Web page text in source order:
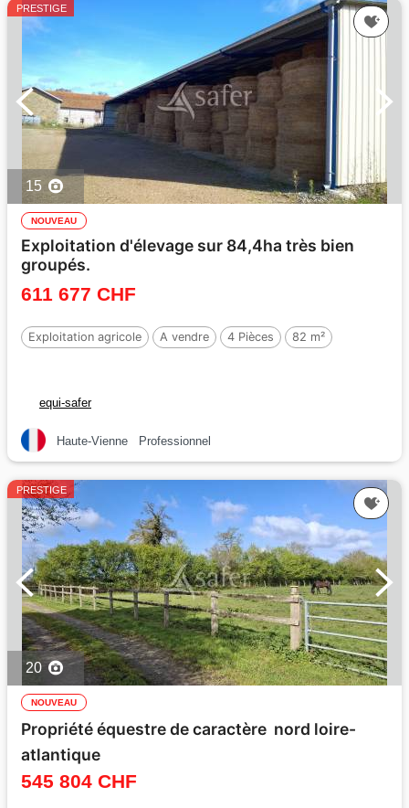
PRESTIGE
15
NOUVEAU
Exploitation d'élevage sur 84,4ha très bien
groupés.
611 677 CHF
Exploitation agricole A vendre 4 Pièces 82 m²
equi-safer
Haute-Vienne Professionnel
PRESTIGE
20
NOUVEAU
Propriété équestre de caractère  nord loire-
atlantique
545 804 CHF